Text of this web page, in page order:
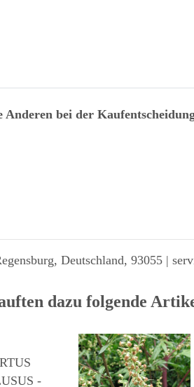
Anderen bei der
Deutschland, 93055 |
dazu folgende